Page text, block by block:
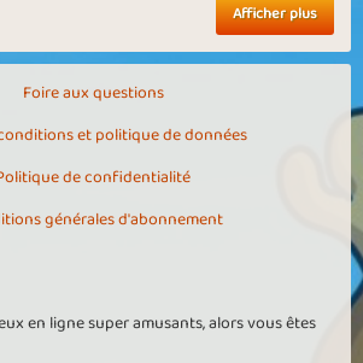
Afficher plus
Foire aux questions
et politique de données
de confidentialité
générales d'abonnement
en ligne super amusants, alors vous êtes